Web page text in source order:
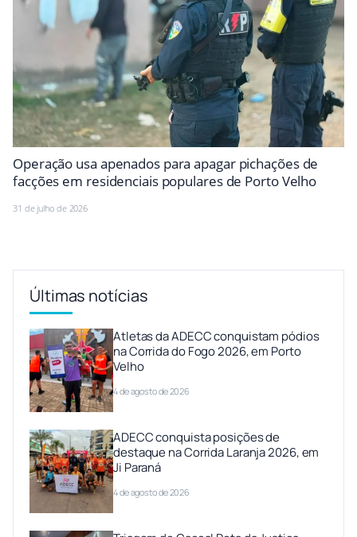
Operação usa apenados para apagar pichações de
facções em residenciais populares de Porto Velho
31 de julho de 2026
Últimas notícias
Atletas da ADECC conquistam pódios
na Corrida do Fogo 2026, em Porto
Velho
4 de agosto de 2026
ADECC conquista posições de
destaque na Corrida Laranja 2026, em
Ji Paraná
4 de agosto de 2026